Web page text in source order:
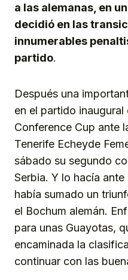
a las alemanas, en
decidió en las
innumerables
partido.
Después una
en el partido inaugural
Conference Cup ante
Tenerife Echeyde
sábado su segundo
Serbia. Y lo hacía
había sumado un
el Bochum alemán.
para unas Guayotas,
encaminada la
continuar con las